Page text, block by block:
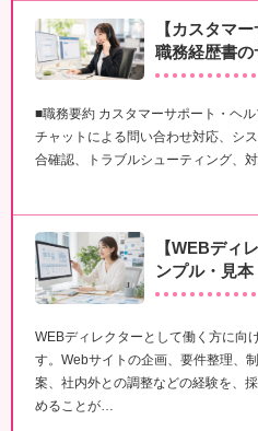
【カスタマ
職務経歴書
■職務要約 カスタマーサポート・ヘ
チャットによる問い合わせ対応、シ
合確認、トラブルシューティング、
【WEBディ
ンプル・見本
WEBディレクターとして働く方に向
す。Webサイトの企画、要件整理、
案、社内外との調整などの経験を、
めることが…